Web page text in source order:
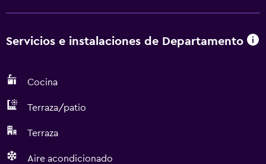
Servicios e instalaciones de Departamento
Cocina
Terraza/patio
Terraza
Aire acondicionado